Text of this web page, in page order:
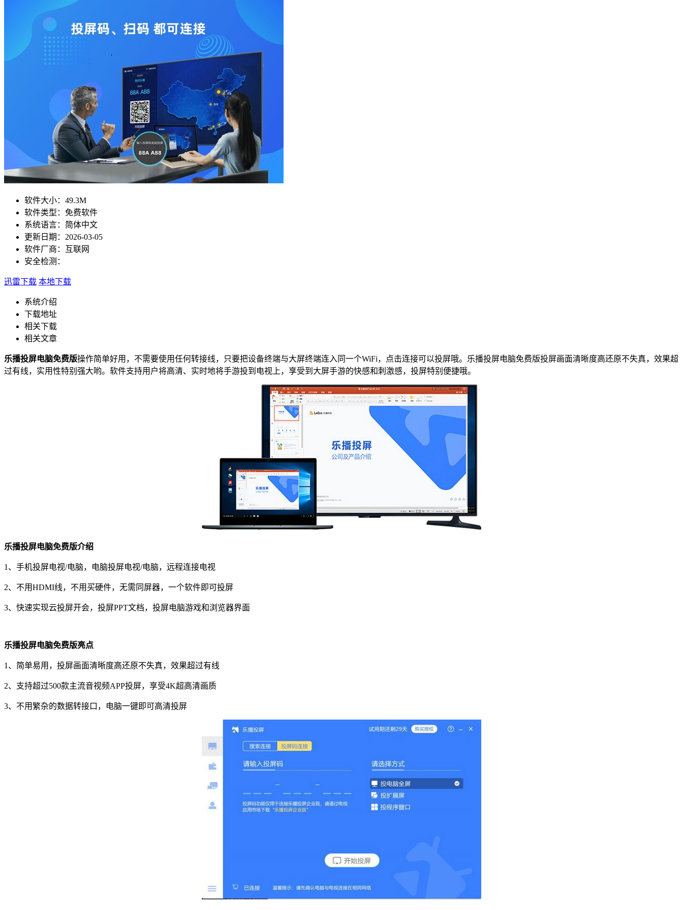
软件大小： 49.3M
软件类型： 免费软件
系统语言： 简体中文
更新日期： 2026-03-05
软件厂商： 互联网
安全检测：
迅雷下载 本地下载
系统介绍
下载地址
相关下载
相关文章
乐播投屏电脑免费版操作简单好用，不需要使用任何转接线，只要把设备终端与大屏终端连入同一个WiFi，点击连接可以投屏哦。乐播投屏电脑免费版投屏画面清晰度高还原不失真，效果超
过有线，实用性特别强大哟。软件支持用户将高清、实时地将手游投到电视上，享受到大屏手游的快感和刺激感，投屏特别便捷哦。
乐播投屏电脑免费版介绍
1、手机投屏电视/电脑，电脑投屏电视/电脑，远程连接电视
2、不用HDMI线，不用买硬件，无需同屏器，一个软件即可投屏
3、快速实现云投屏开会，投屏PPT文档，投屏电脑游戏和浏览器界面
乐播投屏电脑免费版亮点
1、简单易用，投屏画面清晰度高还原不失真，效果超过有线
2、支持超过500款主流音视频APP投屏，享受4K超高清画质
3、不用繁杂的数据转接口，电脑一键即可高清投屏